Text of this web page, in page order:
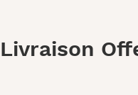
Livraison